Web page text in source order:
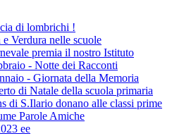
di lombrichi !
e Verdura nelle scuole
premia il nostro Istituto
- Notte dei Racconti
- Giornata della Memoria
di Natale della scuola primaria
di S.Ilario donano alle classi prime
Parole Amiche
ee